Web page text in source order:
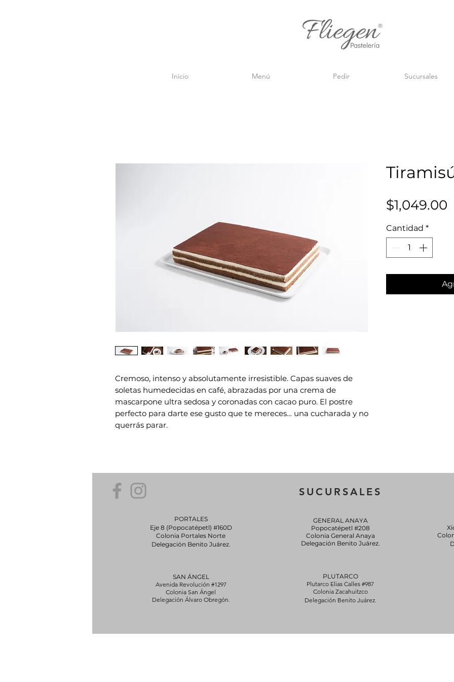
Inicio Menú Pedir Sucursales
Cremoso, intenso y absolutamente irresistible. Capas suaves de
soletas humedecidas en café, abrazadas por una crema de
mascarpone ultra sedosa y coronadas con cacao puro. El postre
perfecto para darte ese gusto que te mereces… una cucharada y no
querrás parar.
$1,049.00
Cantidad *
SUCURSALES
PORTALES
Eje 8 (Popocatépetl) #160D
Colonia Portales Norte
Delegación Benito Juárez.
GENERAL ANAYA
Popocatépetl #208
Colonia General Anaya
Delegación Benito Juárez.
SAN ÁNGEL
Avenida Revolución #1297
Colonia San Ángel
Delegación Álvaro Obregón.
PLUTARCO
Plutarco Elias Calles #987
Colonia Zacahuitzco
Delegación Benito Juárez.